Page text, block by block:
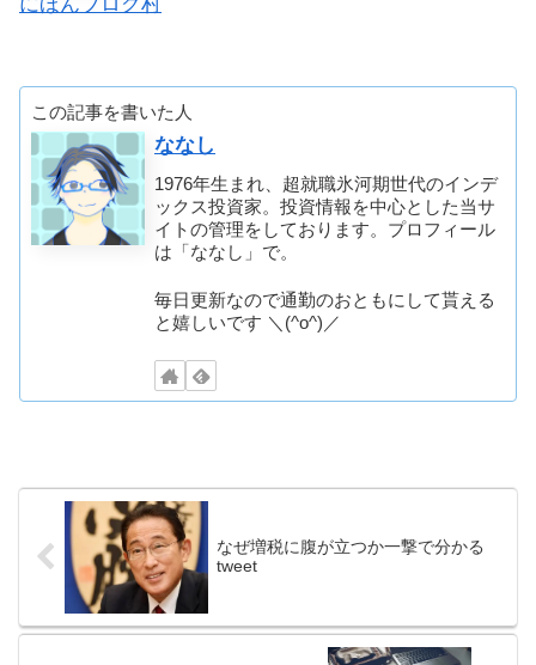
この記事を書いた人
ななし
1976年生まれ、超就職氷河期世代のインデ
ックス投資家。投資情報を中心とした当サ
イトの管理をしております。プロフィール
は「ななし」で。
毎日更新なので通勤のおともにして貰える
と嬉しいです ＼(^o^)／
なぜ増税に腹が立つか一撃で分かる
tweet